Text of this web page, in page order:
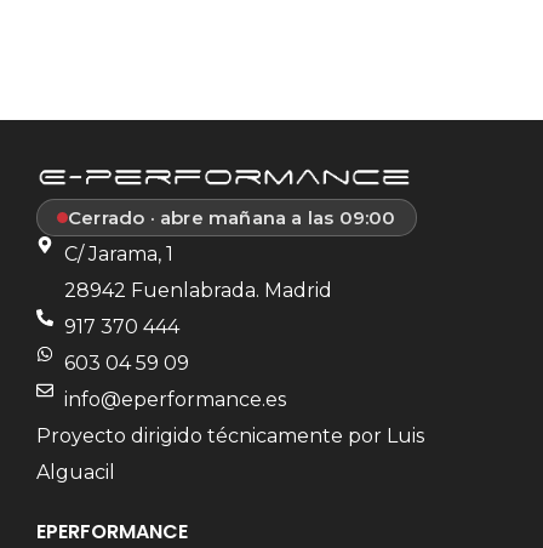
Cerrado · abre mañana a las 09:00
C/ Jarama, 1
28942 Fuenlabrada. Madrid
917 370 444
603 04 59 09
info@eperformance.es
Proyecto dirigido técnicamente por Luis
Alguacil
EPERFORMANCE